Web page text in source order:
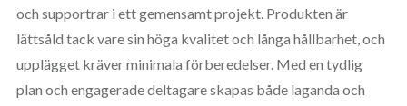
och supportrar i ett gemensamt projekt. Produkten är
lättsåld tack vare sin höga kvalitet och långa hållbarhet, och
upplägget kräver minimala förberedelser. Med en tydlig
plan och engagerade deltagare skapas både laganda och